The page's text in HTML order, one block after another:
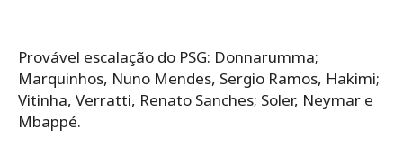
Provável escalação do PSG: Donnarumma;
Marquinhos, Nuno Mendes, Sergio Ramos, Hakimi;
Vitinha, Verratti, Renato Sanches; Soler, Neymar e
Mbappé.